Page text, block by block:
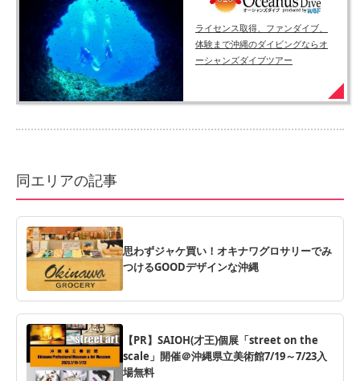
ライセンス取得、ファンダイブ、
体験まで沖縄のダイビングならオ
ーシャンズダイブツアー
同エリアの記事
思わずジャケ買い！オキナワグロサリーでみ
つけるGOODデザインな沖縄
【PR】SAIOH(才王)個展「street on the
scale」開催＠沖縄県立美術館7/19～7/23入
場無料